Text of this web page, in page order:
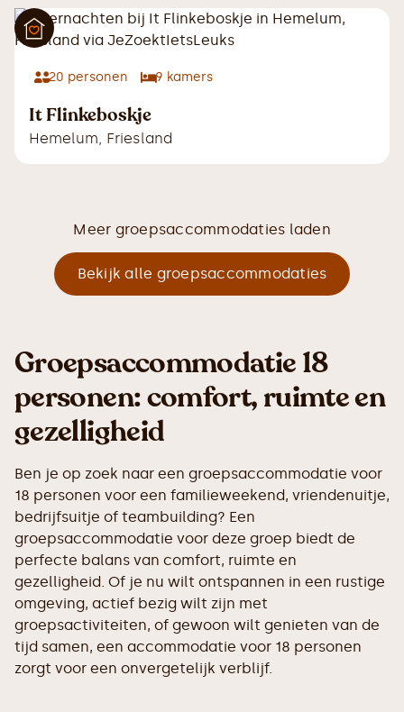
20 personen 9 kamers
It Flinkeboskje
Hemelum, Friesland
Meer groepsaccommodaties laden
Bekijk alle groepsaccommodaties
Groepsaccommodatie 18
personen: comfort, ruimte en
gezelligheid
Ben je op zoek naar een groepsaccommodatie voor
18 personen voor een familieweekend, vriendenuitje,
bedrijfsuitje of teambuilding? Een
groepsaccommodatie voor deze groep biedt de
perfecte balans van comfort, ruimte en
gezelligheid. Of je nu wilt ontspannen in een rustige
omgeving, actief bezig wilt zijn met
groepsactiviteiten, of gewoon wilt genieten van de
tijd samen, een accommodatie voor 18 personen
zorgt voor een onvergetelijk verblijf.